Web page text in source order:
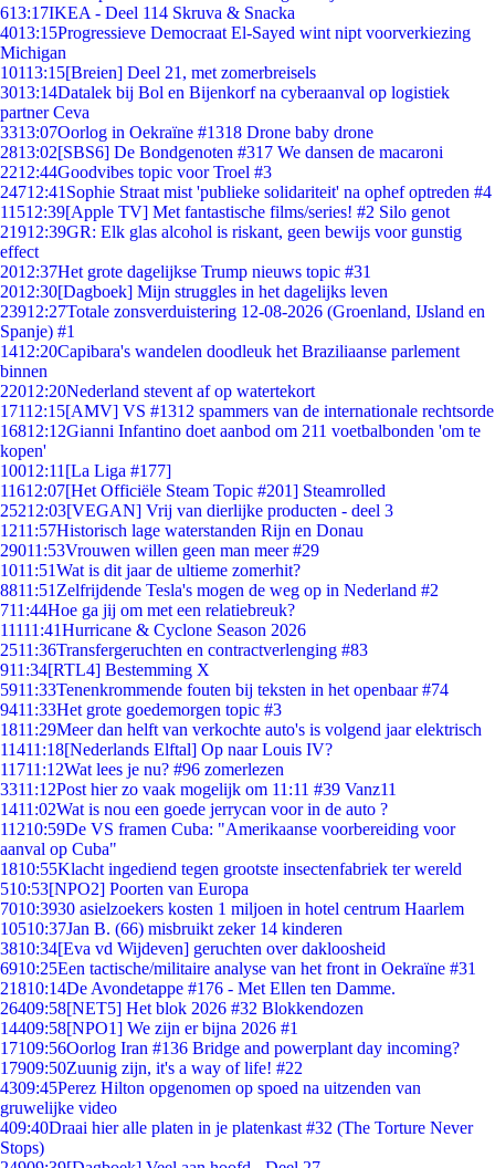
613:17IKEA - Deel 114 Skruva & Snacka
4013:15Progressieve Democraat El-Sayed wint nipt voorverkiezing
Michigan
10113:15[Breien] Deel 21, met zomerbreisels
3013:14Datalek bij Bol en Bijenkorf na cyberaanval op logistiek
partner Ceva
3313:07Oorlog in Oekraïne #1318 Drone baby drone
2813:02[SBS6] De Bondgenoten #317 We dansen de macaroni
2212:44Goodvibes topic voor Troel #3
24712:41 Sophie Straat mist 'publieke solidariteit' na ophef optreden #4
11512:39[Apple TV] Met fantastische films/series! #2 Silo genot
21912:39GR: Elk glas alcohol is riskant, geen bewijs voor gunstig
effect
2012:37Het grote dagelijkse Trump nieuws topic #31
2012:30[Dagboek] Mijn struggles in het dagelijks leven
23912:27Totale zonsverduistering 12-08-2026 (Groenland, IJsland en
Spanje) #1
1412:20Capibara's wandelen doodleuk het Braziliaanse parlement
binnen
22012:20Nederland stevent af op watertekort
17112:15[AMV] VS #1312 spammers van de internationale rechtsorde
16812:12Gianni Infantino doet aanbod om 211 voetbalbonden 'om te
kopen'
10012:11 [La Liga #177]
11612:07[Het Officiële Steam Topic #201] Steamrolled
25212:03[VEGAN] Vrij van dierlijke producten - deel 3
1211:57Historisch lage waterstanden Rijn en Donau
29011:53Vrouwen willen geen man meer #29
1011:51Wat is dit jaar de ultieme zomerhit?
8811:51 Zelfrijdende Tesla's mogen de weg op in Nederland #2
711:44Hoe ga jij om met een relatiebreuk?
11111:41Hurricane & Cyclone Season 2026
2511:36Transfergeruchten en contractverlenging #83
911:34[RTL4] Bestemming X
5911:33Tenenkrommende fouten bij teksten in het openbaar #74
9411:33Het grote goedemorgen topic #3
1811:29Meer dan helft van verkochte auto's is volgend jaar elektrisch
11411:18[Nederlands Elftal] Op naar Louis IV?
11711:12Wat lees je nu? #96 zomerlezen
3311:12Post hier zo vaak mogelijk om 11:11 #39 Vanz11
1411:02Wat is nou een goede jerrycan voor in de auto ?
11210:59De VS framen Cuba: "Amerikaanse voorbereiding voor
aanval op Cuba"
1810:55Klacht ingediend tegen grootste insectenfabriek ter wereld
510:53[NPO2] Poorten van Europa
7010:3930 asielzoekers kosten 1 miljoen in hotel centrum Haarlem
10510:37Jan B. (66) misbruikt zeker 14 kinderen
3810:34[Eva vd Wijdeven] geruchten over dakloosheid
6910:25Een tactische/militaire analyse van het front in Oekraïne #31
21810:14De Avondetappe #176 - Met Ellen ten Damme.
26409:58[NET5] Het blok 2026 #32 Blokkendozen
14409:58[NPO1] We zijn er bijna 2026 #1
17109:56Oorlog Iran #136 Bridge and powerplant day incoming?
17909:50Zuunig zijn, it's a way of life! #22
4309:45Perez Hilton opgenomen op spoed na uitzenden van
gruwelijke video
409:40Draai hier alle platen in je platenkast #32 (The Torture Never
Stops)